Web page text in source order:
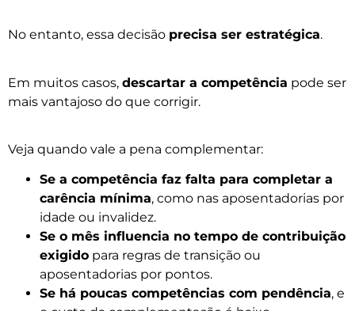
No entanto, essa decisão precisa ser estratégica.
Em muitos casos, descartar a competência pode ser
mais vantajoso do que corrigir.
Veja quando vale a pena complementar:
Se a competência faz falta para completar a
carência mínima, como nas aposentadorias por
idade ou invalidez.
Se o mês influencia no tempo de contribuição
exigido para regras de transição ou
aposentadorias por pontos.
Se há poucas competências com pendência, e